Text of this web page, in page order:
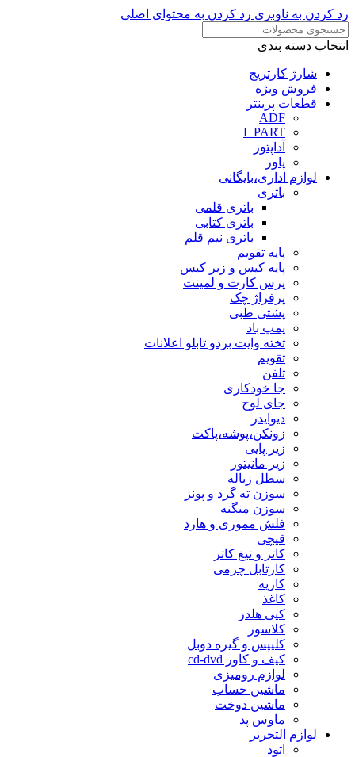
رد کردن به ناوبری رد کردن به محتوای اصلی
انتخاب دسته بندی
شارژ کارتریج
فروش ویژه
قطعات پرینتر
ADF
L PART
آداپتور
پاور
لوازم اداری،بایگانی
باتری
باتری قلمی
باتری کتابی
باتری نیم قلم
پایه تقویم
پایه کیس و زیر کیس
پرس کارت و لمینت
پرفراژ چک
پشتی طبی
پمپ باد
تخته وایت بردو تابلو اعلانات
تقویم
تلفن
جا خودکاری
جای لوح
دیوایدر
زونکن،پوشه،پاکت
زیر پایی
زیر مانیتور
سطل زباله
سوزن ته گرد و پونز
سوزن منگنه
فلش مموری و هارد
قیچی
کاتر و تیغ کاتر
کارتابل چرمی
کازیه
کاغذ
کپی هلدر
کلاسور
کلیپس و گیره دوبل
کیف و کاور cd-dvd
لوازم رومیزی
ماشین حساب
ماشین دوخت
ماوس پد
لوازم التحریر
اتود